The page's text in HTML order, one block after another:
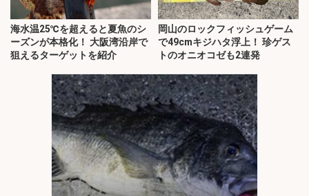
海水温25℃を超えると夏魚のシ
ーズンが本格化！ 大阪湾沿岸で
狙えるターゲットを紹介
岡山のロックフィッシュゲーム
で49cmキジハタ浮上！ 珍ゲス
トのオニオコゼも2連発